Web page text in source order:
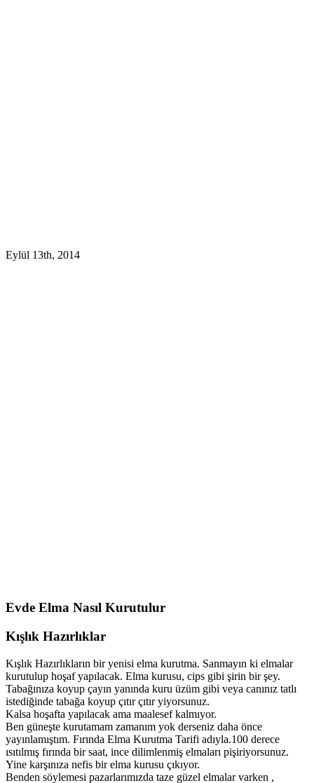
Eylül 13th, 2014
Evde Elma Nasıl Kurutulur
Kışlık Hazırlıklar
Kışlık Hazırlıkların bir yenisi elma kurutma. Sanmayın ki elmalar
kurutulup hoşaf yapılacak. Elma kurusu, cips gibi şirin bir şey.
Tabağınıza koyup çayın yanında kuru üzüm gibi veya canınız tatlı
istediğinde tabağa koyup çıtır çıtır yiyorsunuz.
Kalsa hoşafta yapılacak ama maalesef kalmıyor.
Ben güneşte kurutamam zamanım yok derseniz daha önce
yayınlamıştım. Fırında Elma Kurutma Tarifi adıyla.100 derece
ısıtılmış fırında bir saat, ince dilimlenmiş elmaları pişiriyorsunuz.
Yine karşınıza nefis bir elma kurusu çıkıyor.
Benden söylemesi pazarlarımızda taze güzel elmalar varken ,